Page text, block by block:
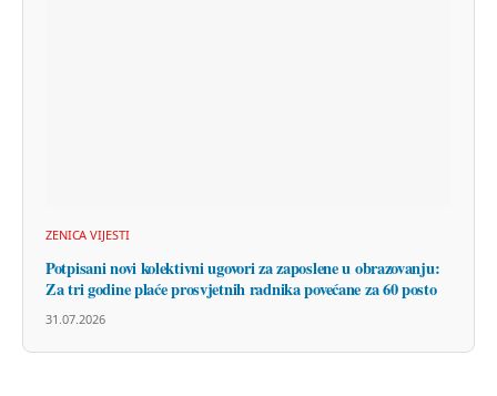
ZENICA VIJESTI
Potpisani novi kolektivni ugovori za zaposlene u obrazovanju:
Za tri godine plaće prosvjetnih radnika povećane za 60 posto
31.07.2026